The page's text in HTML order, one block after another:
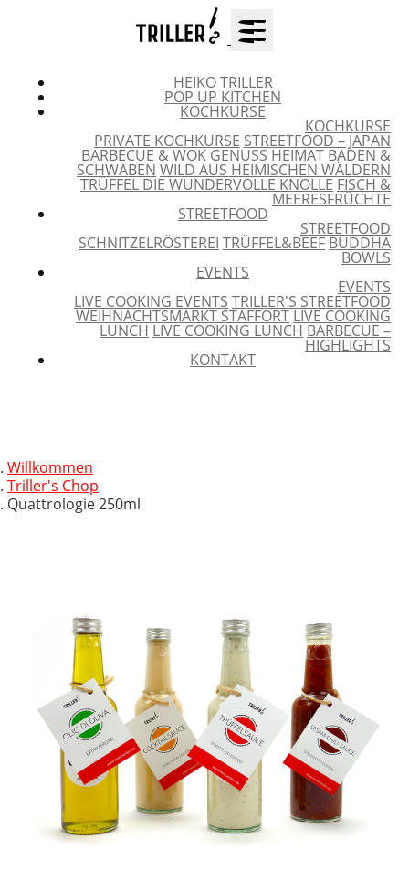
HEIKO TRILLER
POP UP KITCHEN
KOCHKURSE
KOCHKURSE
PRIVATE KOCHKURSE STREETFOOD – JAPAN
BARBECUE & WOK GENUSS HEIMAT BADEN &
SCHWABEN WILD AUS HEIMISCHEN WÄLDERN
TRÜFFEL DIE WUNDERVOLLE KNOLLE FISCH &
MEERESFRÜCHTE
STREETFOOD
STREETFOOD
SCHNITZELRÖSTEREI TRÜFFEL&BEEF BUDDHA
BOWLS
EVENTS
EVENTS
LIVE COOKING EVENTS TRILLER'S STREETFOOD
WEIHNACHTSMARKT STAFFORT LIVE COOKING
LUNCH LIVE COOKING LUNCH BARBECUE –
HIGHLIGHTS
KONTAKT
Willkommen
Triller's Chop
Quattrologie 250ml